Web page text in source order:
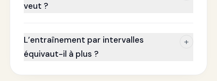
veut ?
L’entraînement par intervalles
équivaut-il à plus ?
+